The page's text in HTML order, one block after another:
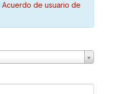
Acuerdo de usuario de